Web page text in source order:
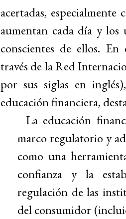
acertadas,
aumentan cada día y los
conscientes de ellos.
través de la Red
por sus siglas en
educación financiera,
La educación
marco regulatorio y
como una
confianza y la
regulación de las
del consumidor